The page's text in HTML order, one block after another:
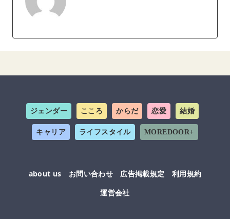
ジェンダー こころ からだ 恋愛 結婚
キャリア ライフスタイル MOREDOOR+
about us お問い合わせ 広告掲載規定
利用規約
運営会社